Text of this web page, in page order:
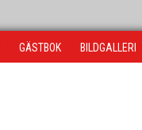
GÄSTBOK BILDGALLERI